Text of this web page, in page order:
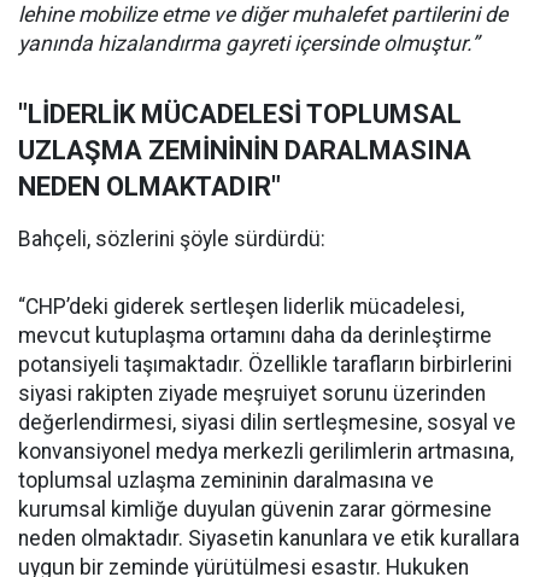
lehine mobilize etme ve diğer muhalefet partilerini de
yanında hizalandırma gayreti içersinde olmuştur.”
"LİDERLİK MÜCADELESİ TOPLUMSAL
UZLAŞMA ZEMİNİNİN DARALMASINA
NEDEN OLMAKTADIR"
Bahçeli, sözlerini şöyle sürdürdü:
“CHP’deki giderek sertleşen liderlik mücadelesi,
mevcut kutuplaşma ortamını daha da derinleştirme
potansiyeli taşımaktadır. Özellikle tarafların birbirlerini
siyasi rakipten ziyade meşruiyet sorunu üzerinden
değerlendirmesi, siyasi dilin sertleşmesine, sosyal ve
konvansiyonel medya merkezli gerilimlerin artmasına,
toplumsal uzlaşma zemininin daralmasına ve
kurumsal kimliğe duyulan güvenin zarar görmesine
neden olmaktadır. Siyasetin kanunlara ve etik kurallara
uygun bir zeminde yürütülmesi esastır. Hukuken